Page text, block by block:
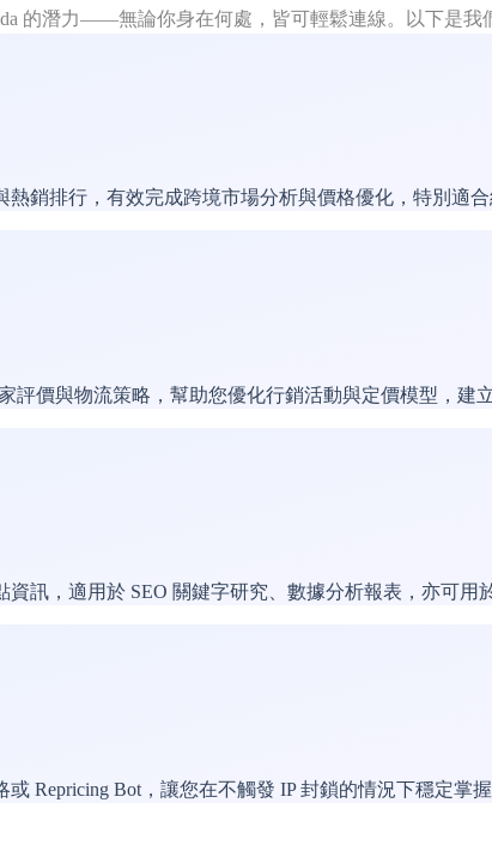
的潛力——無論你身在何處，皆可輕鬆連線。以下是我
銷排行，有效完成跨境市場分析與價格優化，特別適
評價與物流策略，幫助您優化行銷活動與定價模型，建
訊，適用於 SEO 關鍵字研究、數據分析報表，亦可用
Repricing Bot，讓您在不觸發 IP 封鎖的情況下穩定掌握